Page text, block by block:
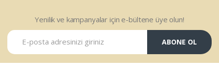
Yenilik ve kampanyalar için e-bültene üye olun!
ABONE OL